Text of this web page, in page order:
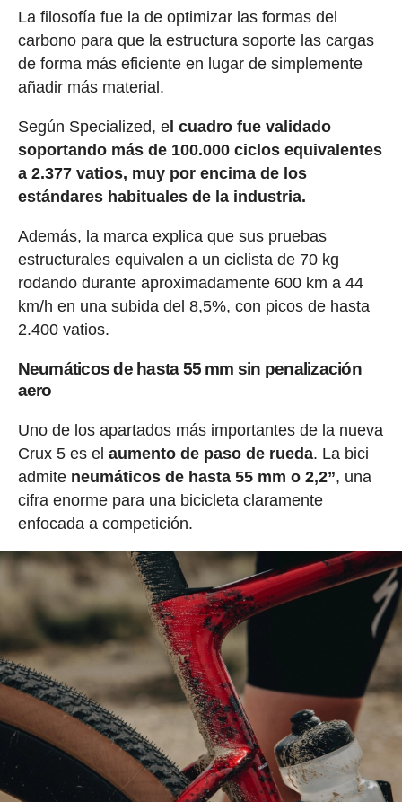
La filosofía fue la de optimizar las formas del
carbono para que la estructura soporte las cargas
de forma más eficiente en lugar de simplemente
añadir más material.
Según Specialized, el cuadro fue validado
soportando más de 100.000 ciclos equivalentes
a 2.377 vatios, muy por encima de los
estándares habituales de la industria.
Además, la marca explica que sus pruebas
estructurales equivalen a un ciclista de 70 kg
rodando durante aproximadamente 600 km a 44
km/h en una subida del 8,5%, con picos de hasta
2.400 vatios.
Neumáticos de hasta 55 mm sin penalización
aero
Uno de los apartados más importantes de la nueva
Crux 5 es el aumento de paso de rueda. La bici
admite neumáticos de hasta 55 mm o 2,2”, una
cifra enorme para una bicicleta claramente
enfocada a competición.